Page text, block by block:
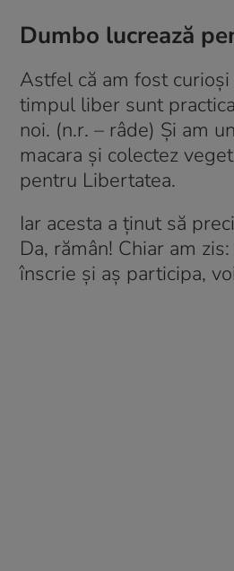
Dumbo lucrează
Astfel că am fost
timpul liber sunt
noi. (n.r. – râde) Și am
macara și colectez
pentru Libertatea.
Iar acesta a ținut să
Da, rămân! Chiar am
înscrie și aș participa,